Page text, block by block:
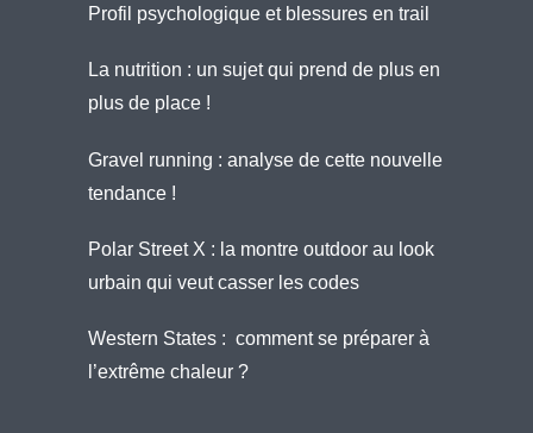
Profil psychologique et blessures en trail
La nutrition : un sujet qui prend de plus en
plus de place !
Gravel running : analyse de cette nouvelle
tendance !
Polar Street X : la montre outdoor au look
urbain qui veut casser les codes
Western States : comment se préparer à
l’extrême chaleur ?